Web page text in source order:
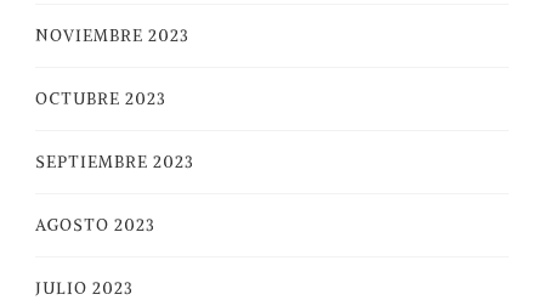
NOVIEMBRE 2023
OCTUBRE 2023
SEPTIEMBRE 2023
AGOSTO 2023
JULIO 2023